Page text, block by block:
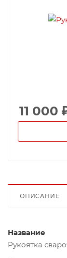
11 000
ОПИСАНИЕ
Название
Рукоятка